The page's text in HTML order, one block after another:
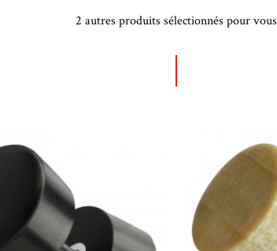
2 autres produits sélectionnés pour vous